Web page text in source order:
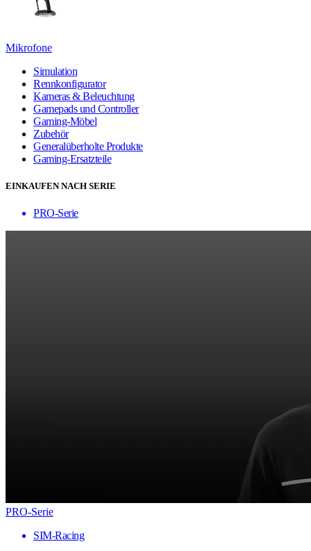
Mikrofone
Simulation
Rennkonfigurator
Kameras & Beleuchtung
Gamepads und Controller
Gaming-Möbel
Zubehör
Generalüberholte Produkte
Gaming-Ersatzteile
EINKAUFEN NACH SERIE
PRO-Serie
PRO-Serie
SIM-Racing